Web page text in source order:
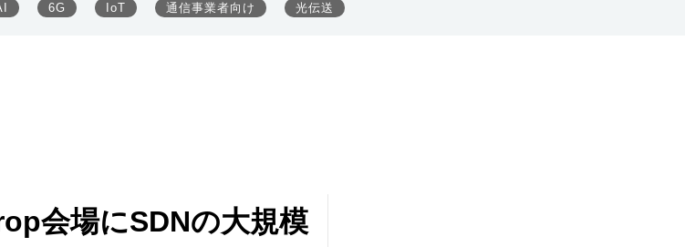
6G IoT 通信事業者向け 光伝送
会場にSDNの大規模